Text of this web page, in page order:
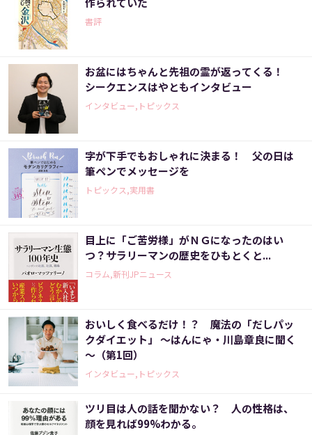
書評
お盆にはちゃんと先祖の霊が返ってくる！
シークエンスはやともインタビュー
インタビュー,トピックス
字が下手でもおしゃれに決まる！ 父の日は
筆ペンでメッセージを
トピックス,実用書
目上に「ご苦労様」がＮＧになったのはい
つ？サラリーマンの歴史をひもとくと...
コラム,新刊JPニュース
おいしく食べるだけ！？ 魔法の「だしパッ
クダイエット」 ～はんにゃ・川島章良に聞く
～（第1回）
インタビュー,トピックス
ツリ目は人の話を聞かない？ 人の性格は、
顔を見れば99%わかる。